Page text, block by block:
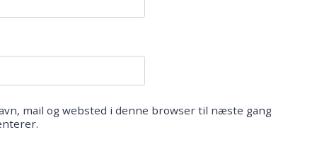
mail og websted i denne browser til næste gang